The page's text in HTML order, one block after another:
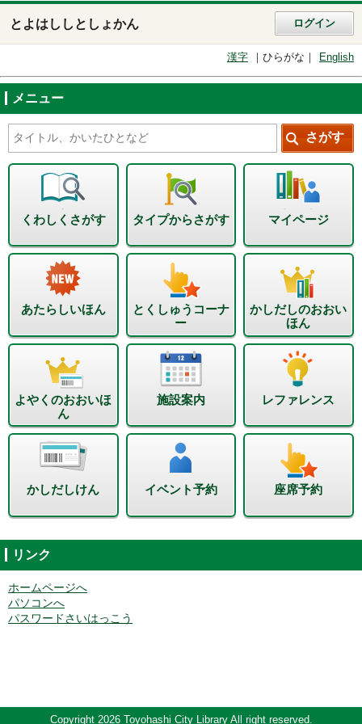
とよはししとしょかん ログイン
漢字 ひらがな English
メニュー
くわしくさがす タイプからさがす マイページ
あたらしいほん
とくしゅうコーナ
ー
かしだしのおおい
ほん
よやくのおおいほ
ん
施設案内 レファレンス
かしだしけん イベント予約 座席予約
リンク
ホームページへ
パソコンへ
パスワードさいはっこう
Copyright 2026 Toyohashi City Library All right reserved.